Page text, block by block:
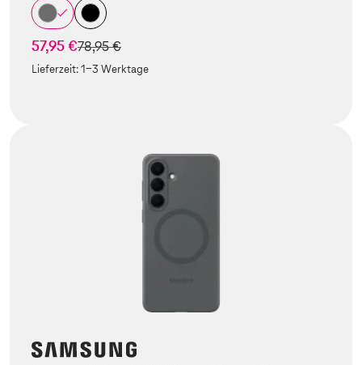
57,95 €statt
78,95 €
Lieferzeit:1-3 Werktage